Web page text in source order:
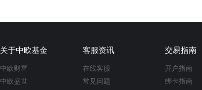
关于中欧基金
中欧财富
中欧盛世
客服资讯
在线客服
常见问题
交易指南
开户指南
绑卡指南